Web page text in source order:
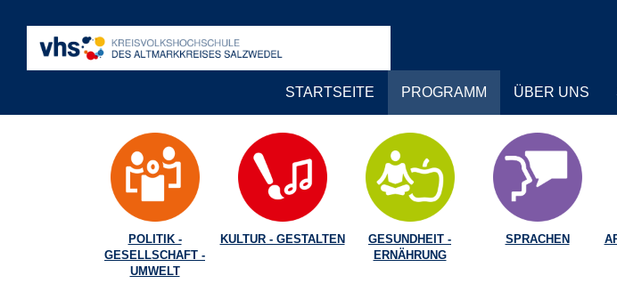
STARTSEITE PROGRAMM ÜBER UNS
POLITIK -
GESELLSCHAFT -
UMWELT
KULTUR - GESTALTEN
GESUNDHEIT -
ERNÄHRUNG
SPRACHEN